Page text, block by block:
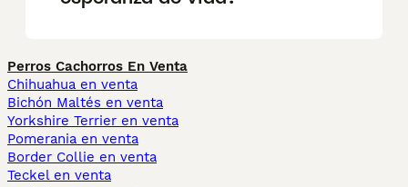
Perros Cachorros En Venta
Chihuahua en venta
Bichón Maltés en venta
Yorkshire Terrier en venta
Pomerania en venta
Border Collie en venta
Teckel en venta